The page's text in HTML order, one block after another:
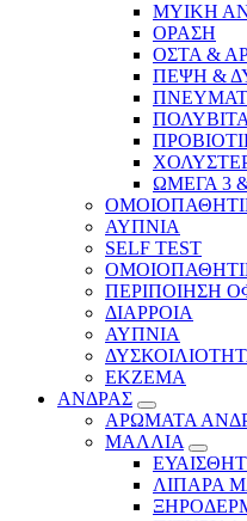
ΜΥΙΚΗ
ΟΡΑΣΗ
ΟΣΤΑ &
ΠΕΨΗ &
ΩΜΕΓΑ 3
ΑΥΠΝΙΑ
SELF TEST
ΠΕΡΙΠΟΙΗΣΗ
ΔΙΑΡΡΟΙΑ
ΑΥΠΝΙΑ
ΕΚΖΕΜΑ
ΑΝΔΡΑΣ
ΑΡΩΜΑΤΑ
ΜΑΛΛΙΑ
ΛΙΠΑΡΑ